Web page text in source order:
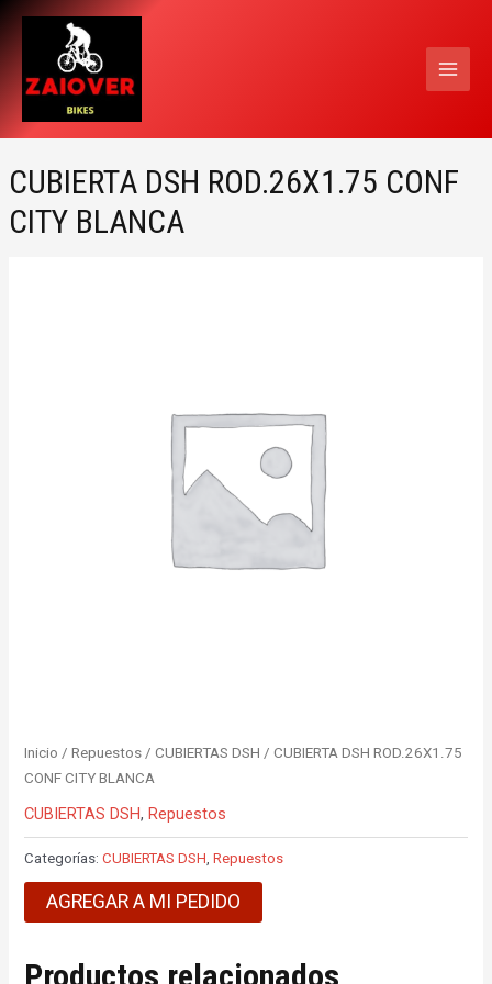
contenido
CUBIERTA DSH ROD.26X1.75 CONF
CITY BLANCA
Inicio /Repuestos /CUBIERTAS DSH / CUBIERTA DSH ROD.26X1.75
CONF CITY BLANCA
CUBIERTAS DSH,Repuestos
Categorías:CUBIERTAS DSH ,Repuestos
AGREGAR A MI PEDIDO
Productos relacionados